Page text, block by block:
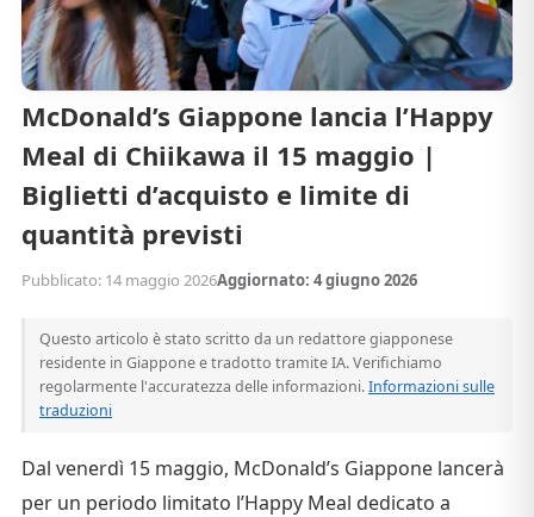
McDonald’s Giappone lancia l’Happy
Meal di Chiikawa il 15 maggio |
Biglietti d’acquisto e limite di
quantità previsti
Pubblicato: 14 maggio 2026Aggiornato: 4 giugno 2026
Questo articolo è stato scritto da un redattore giapponese
residente in Giappone e tradotto tramite IA. Verifichiamo
regolarmente l'accuratezza delle informazioni.Informazioni sulle
traduzioni
Dal venerdì 15 maggio, McDonald’s Giappone lancerà
per un periodo limitato l’Happy Meal dedicato a